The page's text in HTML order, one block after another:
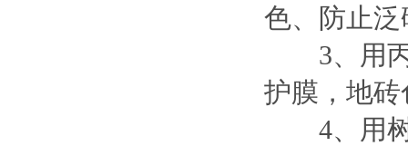
色、防止
3、用丙
护膜，地
4、用树